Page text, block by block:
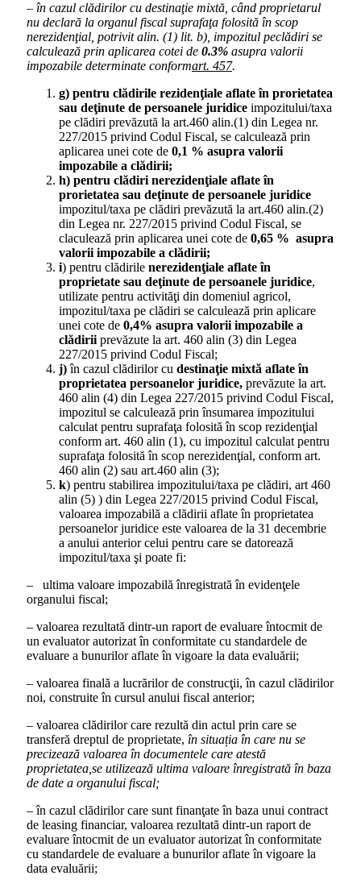
– în cazul clădirilor cu destinaţie mixtă, când proprietarul
nu declară la organul fiscal suprafaţa folosită în scop
nerezidenţial, potrivit alin. (1) lit. b), impozitul peclădiri se
calculează prin aplicarea cotei de 0.3% asupra valorii
impozabile determinate conformart. 457.
g) pentru clădirile rezidenţiale aflate în prorietatea
sau deţinute de persoanele juridice impozitului/taxa
pe clădiri prevăzută la art.460 alin.(1) din Legea nr.
227/2015 privind Codul Fiscal, se calculează prin
aplicarea unei cote de 0,1 % asupra valorii
impozabile a clădirii;
h) pentru clădiri nerezidenţiale aflate în
prorietatea sau deţinute de persoanele juridice
impozitul/taxa pe clădiri prevăzută la art.460 alin.(2)
din Legea nr. 227/2015 privind Codul Fiscal, se
claculează prin aplicarea unei cote de 0,65 % asupra
valorii impozabile a clădirii;
i) pentru clădirile nerezidenţiale aflate în
proprietate sau deţinute de persoanele juridice,
utilizate pentru activităţi din domeniul agricol,
impozitul/taxa pe clădiri se calculează prin aplicare
unei cote de 0,4% asupra valorii impozabile a
clădiriiprevăzute la art. 460 alin (3) din Legea
227/2015 privind Codul Fiscal;
j)în cazul clădirilor cu destinaţie mixtă aflate în
proprietatea persoanelor juridice, prevăzute la art.
460 alin (4) din Legea 227/2015 privind Codul Fiscal,
impozitul se calculează prin însumarea impozitului
calculat pentru suprafaţa folosită în scop rezidenţial
conform art. 460 alin (1), cu impozitul calculat pentru
suprafaţa folosită în scop nerezidenţial, conform art.
460 alin (2) sau art.460 alin (3);
k) pentru stabilirea impozitului/taxa pe clădiri, art 460
alin (5) ) din Legea 227/2015 privind Codul Fiscal,
valoarea impozabilă a clădirii aflate în proprietatea
persoanelor juridice este valoarea de la 31 decembrie
a anului anterior celui pentru care se datorează
impozitul/taxa şi poate fi:
– ultima valoare impozabilă înregistrată în evidenţele
organului fiscal;
– valoarea rezultată dintr-un raport de evaluare întocmit de
un evaluator autorizat în conformitate cu standardele de
evaluare a bunurilor aflate în vigoare la data evaluării;
– valoarea finală a lucrărilor de construcţii, în cazul clădirilor
noi, construite în cursul anului fiscal anterior;
– valoarea clădirilor care rezultă din actul prin care se
transferă dreptul de proprietate, în situația în care nu se
precizează valoarea în documentele care atestă
proprietatea,se utilizează ultima valoare înregistrată în baza
de date a organului fiscal;
– în cazul clădirilor care sunt finanţate în baza unui contract
de leasing financiar, valoarea rezultată dintr-un raport de
evaluare întocmit de un evaluator autorizat în conformitate
cu standardele de evaluare a bunurilor aflate în vigoare la
data evaluării;